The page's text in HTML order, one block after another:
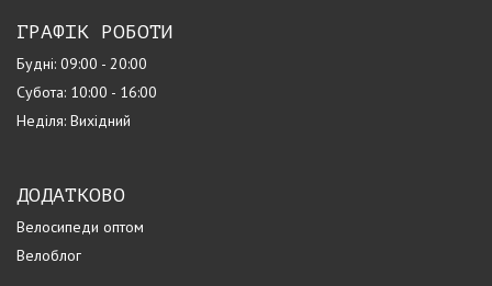
ГРАФІК РОБОТИ
Будні: 09:00 - 20:00
Субота: 10:00 - 16:00
Неділя: Вихідний
ДОДАТКОВО
Велосипеди оптом
Велоблог